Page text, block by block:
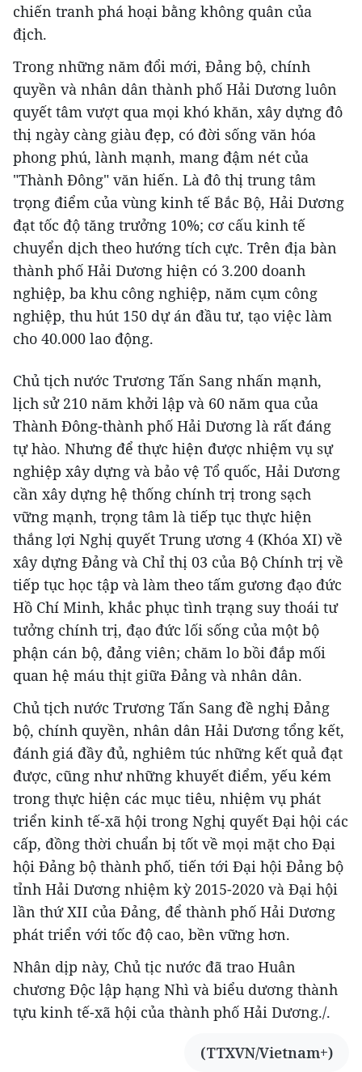
chiến tranh phá hoại bằng không quân của
địch.
Trong những năm đổi mới, Đảng bộ, chính
quyền và nhân dân thành phố Hải Dương luôn
quyết tâm vượt qua mọi khó khăn, xây dựng đô
thị ngày càng giàu đẹp, có đời sống văn hóa
phong phú, lành mạnh, mang đậm nét của
"Thành Đông" văn hiến. Là đô thị trung tâm
trọng điểm của vùng kinh tế Bắc Bộ, Hải Dương
đạt tốc độ tăng trưởng 10%; cơ cấu kinh tế
chuyển dịch theo hướng tích cực. Trên địa bàn
thành phố Hải Dương hiện có 3.200 doanh
nghiệp, ba khu công nghiệp, năm cụm công
nghiệp, thu hút 150 dự án đầu tư, tạo việc làm
cho 40.000 lao động.
Chủ tịch nước Trương Tấn Sang nhấn mạnh,
lịch sử 210 năm khởi lập và 60 năm qua của
Thành Đông-thành phố Hải Dương là rất đáng
tự hào. Nhưng để thực hiện được nhiệm vụ sự
nghiệp xây dựng và bảo vệ Tổ quốc, Hải Dương
cần xây dựng hệ thống chính trị trong sạch
vững mạnh, trọng tâm là tiếp tục thực hiện
thắng lợi Nghị quyết Trung ương 4 (Khóa XI) về
xây dựng Đảng và Chỉ thị 03 của Bộ Chính trị về
tiếp tục học tập và làm theo tấm gương đạo đức
Hồ Chí Minh, khắc phục tình trạng suy thoái tư
tưởng chính trị, đạo đức lối sống của một bộ
phận cán bộ, đảng viên; chăm lo bồi đắp mối
quan hệ máu thịt giữa Đảng và nhân dân.
Chủ tịch nước Trương Tấn Sang đề nghị Đảng
bộ, chính quyền, nhân dân Hải Dương tổng kết,
đánh giá đầy đủ, nghiêm túc những kết quả đạt
được, cũng như những khuyết điểm, yếu kém
trong thực hiện các mục tiêu, nhiệm vụ phát
triển kinh tế-xã hội trong Nghị quyết Đại hội các
cấp, đồng thời chuẩn bị tốt về mọi mặt cho Đại
hội Đảng bộ thành phố, tiến tới Đại hội Đảng bộ
tỉnh Hải Dương nhiệm kỳ 2015-2020 và Đại hội
lần thứ XII của Đảng, để thành phố Hải Dương
phát triển với tốc độ cao, bền vững hơn.
Nhân dịp này, Chủ tịc nước đã trao Huân
chương Độc lập hạng Nhì và biểu dương thành
tựu kinh tế-xã hội của thành phố Hải Dương./.
(TTXVN/Vietnam+)